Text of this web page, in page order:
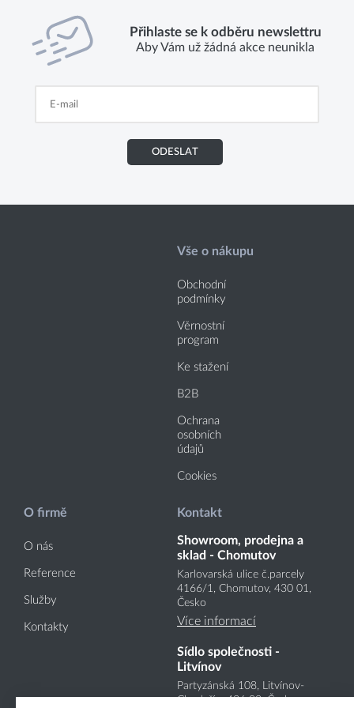
Přihlaste se k odběru newslettru
Aby Vám už žádná akce neunikla
ODESLAT
Vše o nákupu
Obchodní
podmínky
Věrnostní
program
Ke stažení
B2B
Ochrana
osobních
údajů
Cookies
O firmě
O nás
Reference
Služby
Kontakty
Kontakt
Showroom, prodejna a
sklad - Chomutov
Karlovarská ulice č.parcely
4166/1, Chomutov, 430 01,
Česko
Více informací
Sídlo společnosti -
Litvínov
Partyzánská 108, Litvínov-
Chudeřín, 436 03, Česko